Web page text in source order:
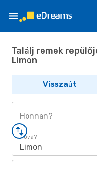
Találj remek
Limon
Visszaút
Honnan?
Hová?
Limon